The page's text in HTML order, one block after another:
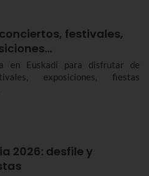
festivales,
en Euskadi para disfrutar de
exposiciones, fiestas
2026: desfile y